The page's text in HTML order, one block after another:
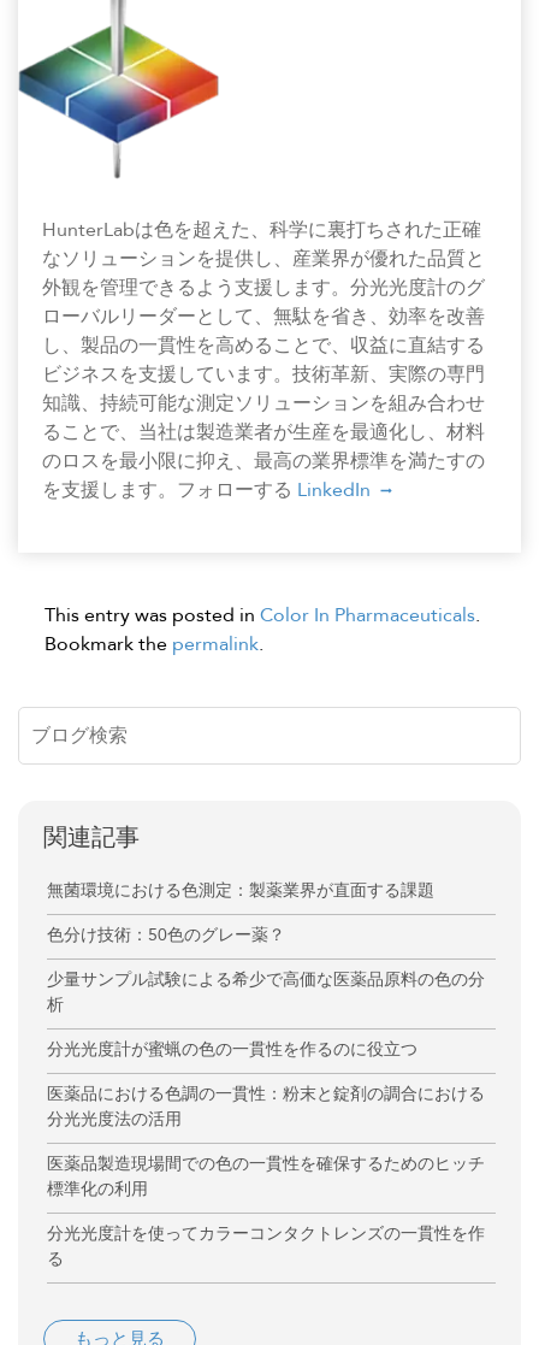
HunterLabは色を超えた、科学に裏打ちされた正確
なソリューションを提供し、産業界が優れた品質と
外観を管理できるよう支援します。分光光度計のグ
ローバルリーダーとして、無駄を省き、効率を改善
し、製品の一貫性を高めることで、収益に直結する
ビジネスを支援しています。技術革新、実際の専門
知識、持続可能な測定ソリューションを組み合わせ
ることで、当社は製造業者が生産を最適化し、材料
のロスを最小限に抑え、最高の業界標準を満たすの
を支援します。フォローする LinkedIn
This entry was posted in Color In Pharmaceuticals.
Bookmark the permalink.
関連記事
無菌環境における色測定：製薬業界が直面する課題
色分け技術：50色のグレー薬？
少量サンプル試験による希少で高価な医薬品原料の色の分
析
分光光度計が蜜蝋の色の一貫性を作るのに役立つ
医薬品における色調の一貫性：粉末と錠剤の調合における
分光光度法の活用
医薬品製造現場間での色の一貫性を確保するためのヒッチ
標準化の利用
分光光度計を使ってカラーコンタクトレンズの一貫性を作
る
もっと見る